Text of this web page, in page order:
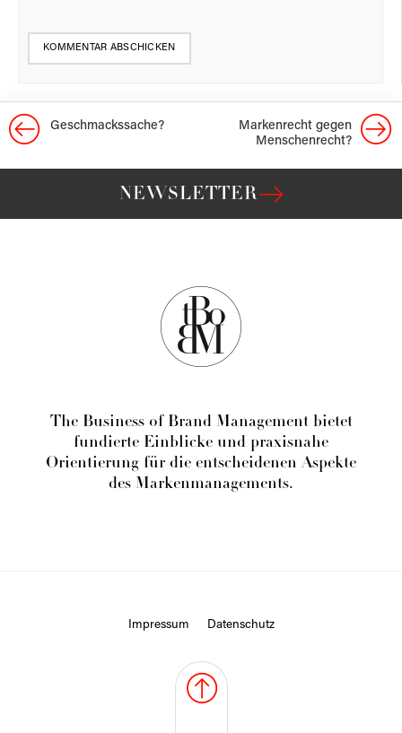
Geschmacks­sache?
Markenrecht gegen
Menschenrecht?
NEWSLETTER
The Business of Brand Management bietet
fundierte Einblicke und praxisnahe
Orientierung für die entscheidenen Aspekte
des Markenmanagements.
Impressum Datenschutz